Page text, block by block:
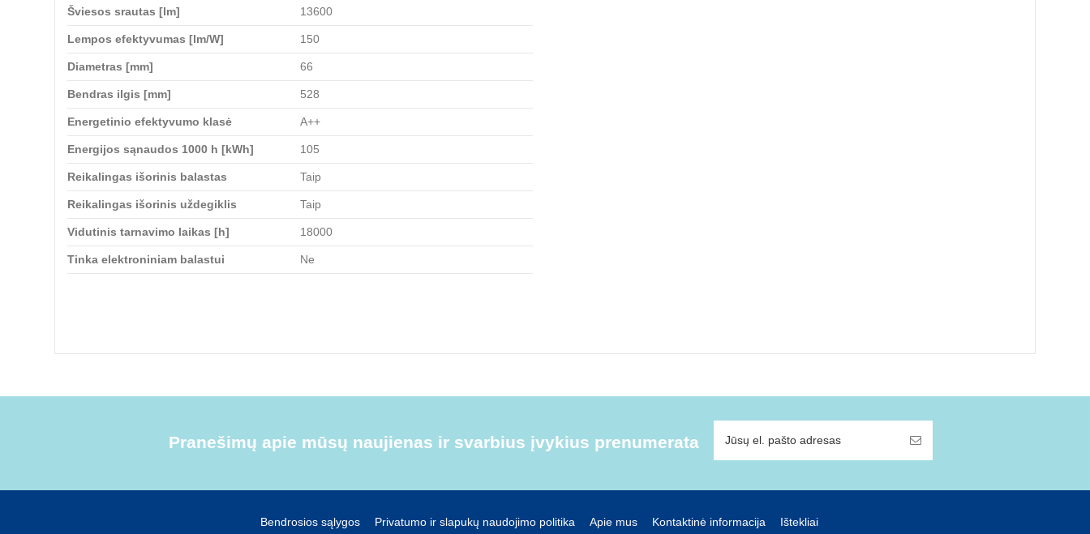
Šviesos srautas [lm] 13600
Lempos efektyvumas [lm/W] 150
Diametras [mm] 66
Bendras ilgis [mm] 528
Energetinio efektyvumo klasė A++
Energijos sąnaudos 1000 h [kWh] 105
Reikalingas išorinis balastas Taip
Reikalingas išorinis uždegiklis Taip
Vidutinis tarnavimo laikas [h] 18000
Tinka elektroniniam balastui Ne
Pranešimų apie mūsų naujienas ir svarbius įvykius prenumerata
Bendrosios sąlygos Privatumo ir slapukų naudojimo politika Apie mus Kontaktinė informacija Ištekliai